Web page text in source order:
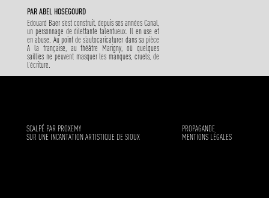
PARABEL HOSEGOURD
Edouard Baer s’est construit, depuis ses années Canal,
un personnage de dilettante talentueux. Il en use et
en abuse. Au point de s’autocaricaturer dans sa pièce
A la française, au théâtre Marigny, où quelques
saillies ne peuvent masquer les manques, cruels, de
l’écriture.
SCALPÉ PAR PROXEMY
SUR UNE INCANTATION ARTISTIQUE DE SIOUX
PROPAGANDE
MENTIONS LÉGALES